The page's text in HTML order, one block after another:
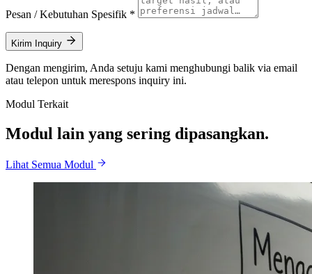
Pesan / Kebutuhan Spesifik *
Kirim Inquiry
Dengan mengirim, Anda setuju kami menghubungi balik via email
atau telepon untuk merespons inquiry ini.
Modul Terkait
Modul lain yang sering dipasangkan.
Lihat Semua Modul